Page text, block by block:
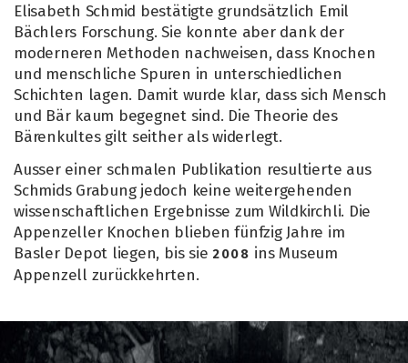
Elisabeth Schmid bestätigte grundsätzlich Emil
Bächlers Forschung. Sie konnte aber dank der
moderneren Methoden nachweisen, dass Knochen
und menschliche Spuren in unterschiedlichen
Schichten lagen. Damit wurde klar, dass sich Mensch
und Bär kaum begegnet sind. Die Theorie des
Bärenkultes gilt seither als widerlegt.
Ausser einer schmalen Publikation resultierte aus
Schmids Grabung jedoch keine weitergehenden
wissenschaftlichen Ergebnisse zum Wildkirchli. Die
Appenzeller Knochen blieben fünfzig Jahre im
Basler Depot liegen, bis sie 2008 ins Museum
Appenzell zurückkehrten.